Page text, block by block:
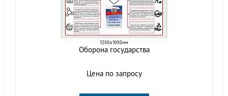
Оборона государства
Цена по запросу